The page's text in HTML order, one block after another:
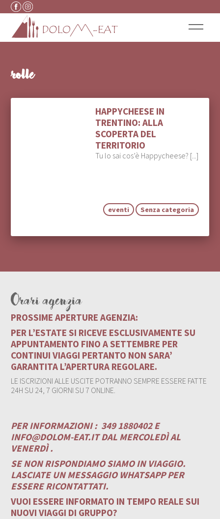
Vai al contenuto
rolle
HAPPYCHEESE IN
TRENTINO: ALLA
SCOPERTA DEL
TERRITORIO
Tu lo sai cos’è Happycheese? [...]
eventi Senza categoria
Orari agenzia
PROSSIME APERTURE AGENZIA:
PER L’ESTATE SI RICEVE ESCLUSIVAMENTE SU
APPUNTAMENTO FINO A SETTEMBRE PER
CONTINUI VIAGGI PERTANTO NON SARA’
GARANTITA L’APERTURA REGOLARE.
LE ISCRIZIONI ALLE USCITE POTRANNO SEMPRE ESSERE FATTE
24H SU 24, 7 GIORNI SU 7 ONLINE.
PER INFORMAZIONI : 349 1880402 E
INFO@DOLOM-EAT.ITDAL MERCOLEDÌ AL
VENERDÌ .
SE NON RISPONDIAMO SIAMO IN VIAGGIO.
LASCIATE UN MESSAGGIO WHATSAPP PER
ESSERE RICONTATTATI.
VUOI ESSERE INFORMATO IN TEMPO REALE SUI
NUOVI VIAGGI DI GRUPPO?